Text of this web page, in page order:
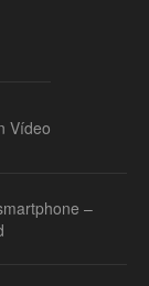
Vídeo
–